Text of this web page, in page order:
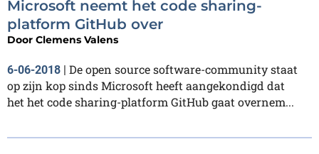
Microsoft neemt het code sharing-
platform GitHub over
Door Clemens Valens
6-06-2018
De open source software-community staat
op zijn kop sinds Microsoft heeft aangekondigd dat
het het code sharing-platform GitHub gaat overnem...